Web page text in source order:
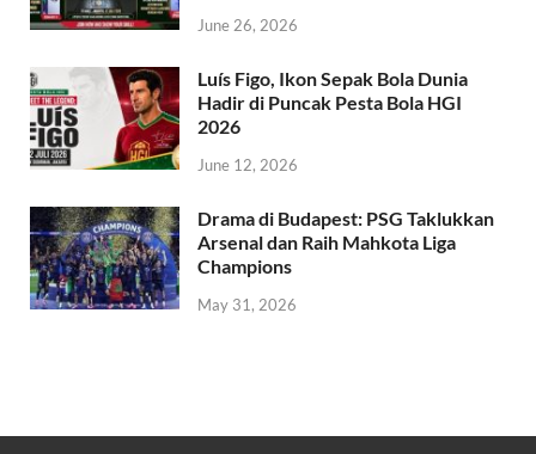
June 26, 2026
Luís Figo, Ikon Sepak Bola Dunia
Hadir di Puncak Pesta Bola HGI
2026
June 12, 2026
Drama di Budapest: PSG Taklukkan
Arsenal dan Raih Mahkota Liga
Champions
May 31, 2026